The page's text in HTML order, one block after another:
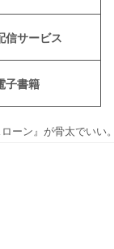
信サービス
子書籍
ーン』が骨太でい